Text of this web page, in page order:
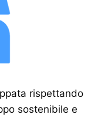
rispettando
sostenibile e